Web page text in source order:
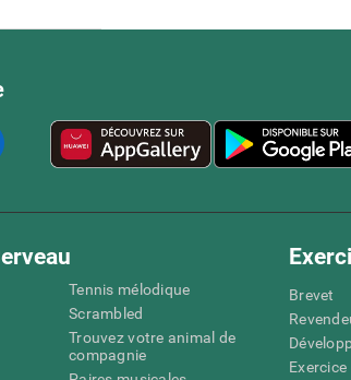
Tennis mélodique
Scrambled
Trouvez votre animal de
compagnie
Brevet
Exercice